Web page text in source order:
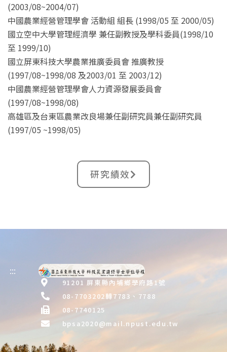
(2003/08~2004/07)
中國農業經營管理學會 活動組 組長 (1998/05 至 2000/05)
國立空中大學管理經濟學 兼任副教授及學科委員(1998/10
至 1999/10)
國立屏東科技大學農業推廣委員會 推廣教授
(1997/08~1998/08 及2003/01 至 2003/12)
中國農業經營管理學會人力資源發展委員會
(1997/08~1998/08)
高雄區及台東區農業改良場兼任副研究員兼任副研究員
(1997/05 ~1998/05)
研究績效
:::
91201 屏東縣內埔鄉學府路1號
08-7703202轉7783、7788
08-7740125
bpsa2020@mail.npust.edu.tw